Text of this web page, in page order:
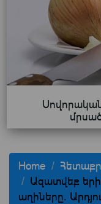
Home
Ազատվեք
աղիները.